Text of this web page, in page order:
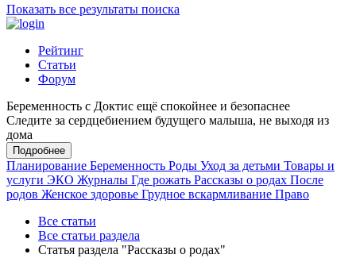
Показать все результаты поиска
Рейтинг
Статьи
Форум
Беременность с Доктис ещё спокойнее и безопаснее
Следите за сердцебиением будущего малыша, не выходя из
дома
Подробнее
Планирование Беременность Роды Уход за детьми Товары и
услуги ЭКО Журналы Где рожать Рассказы о родах После
родов Женское здоровье Грудное вскармливание Право
Все статьи
Все статьи раздела
Статья раздела "Рассказы о родах"